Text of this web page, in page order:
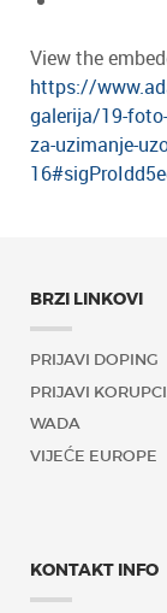
View the
https://
galerija/19-
za-uzimanje-
BRZI LINKOVI
PRIJAVI DOPING
PRIJAVI
WADA
VIJEĆE EUROPE
KONTAKT INFO